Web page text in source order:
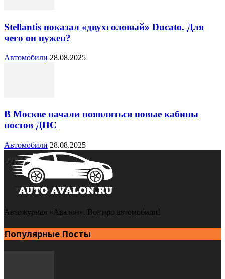
Stellantis показал «двухголовый» Ducato. Для
чего он нужен?
Автомобили 28.08.2025
В Москве начали появляться новые кабины
постов ДПС
Автомобили 28.08.2025
Автожурнал «Авалон». Все про автомобили!
Популярные Посты